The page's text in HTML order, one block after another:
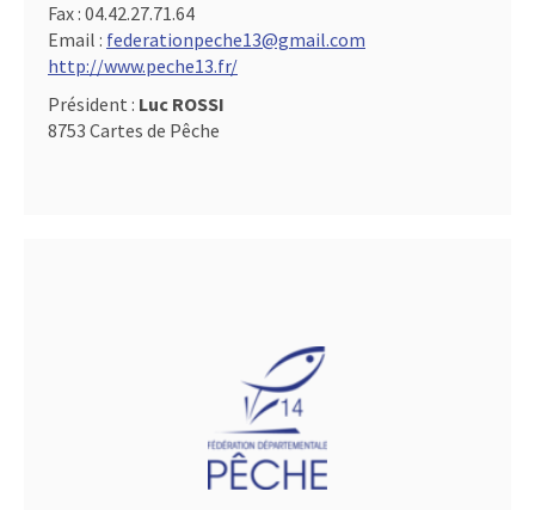
Fax : 04.42.27.71.64
Email : federationpeche13@gmail.com
http://www.peche13.fr/
Président : Luc ROSSI
8753 Cartes de Pêche